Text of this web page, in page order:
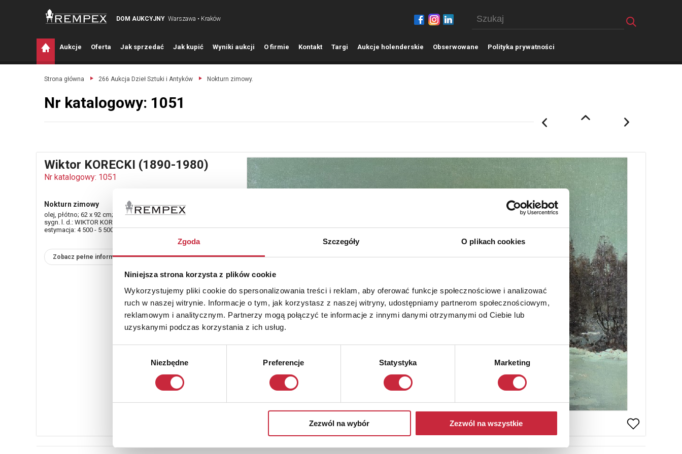
Zgoda Szczegóły O plikach cookies
Niniejsza strona korzysta z plików cookie
Wykorzystujemy pliki cookie do spersonalizowania treści i reklam, aby oferować funkcje społecznościowe i analizować
ruch w naszej witrynie. Informacje o tym, jak korzystasz z naszej witryny, udostępniamy partnerom społecznościowym,
reklamowym i analitycznym. Partnerzy mogą połączyć te informacje z innymi danymi otrzymanymi od Ciebie lub
uzyskanymi podczas korzystania z ich usług.
Niezbędne Preferencje Statystyka Marketing
Zezwól na wybór Zezwól na wszystkie
DOM AUKCYJNY Warszawa • Kraków
Aukcje Oferta Jak sprzedać Jak kupić Wyniki aukcji O firmie Kontakt Targi Aukcje holenderskie Obserwowane Polityka prywatności
Strona główna 266 Aukcja Dzieł Sztuki i Antyków Nokturn zimowy.
Nr katalogowy: 1051
Wiktor KORECKI (1890-1980)
Nr katalogowy: 1051
Nokturn zimowy
olej, płótno; 62 x 92 cm;
sygn. l. d.: WIKTOR KORECKI.
estymacja: 4 500 - 5 500 zł
Zobacz pełne informacje